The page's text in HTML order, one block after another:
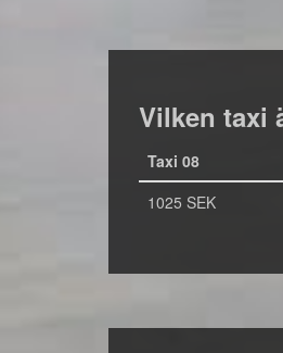
Vilken taxi
Taxi 08
1025 SEK